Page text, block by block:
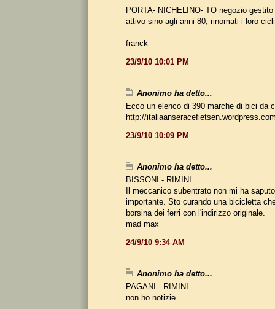
PORTA- NICHELINO- TO negozio
attivo sino agli anni 80, rinomati i loro
franck
23/9/10 10:01 PM
Anonimo ha detto...
Ecco un elenco di 390 marche di bici da
http://
23/9/10 10:09 PM
Anonimo ha detto...
BISSONI - RIMINI
Il meccanico subentrato non mi ha
importante. Sto curando una bicicletta
borsina dei ferri con l'indirizzo originale.
mad max
24/9/10 9:34 AM
Anonimo ha detto...
PAGANI - RIMINI
non ho notizie